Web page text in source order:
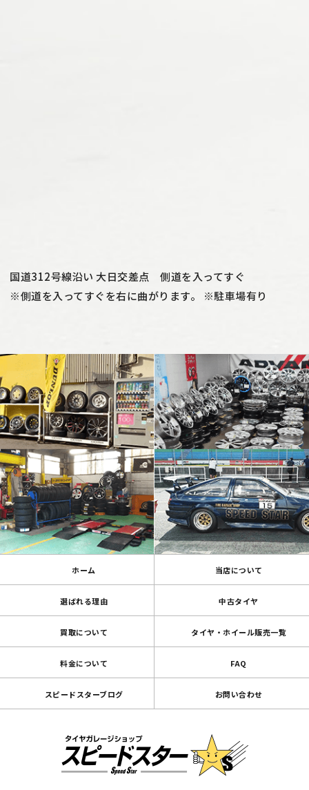
国道312号線沿い 大日交差点 側道を入ってすぐ
※側道を入ってすぐを右に曲がります。 ※駐車場有り
ホーム 当店について
選ばれる理由 中古タイヤ
買取について タイヤ・ホイール販売一覧
料金について FAQ
スピードスターブログ お問い合わせ